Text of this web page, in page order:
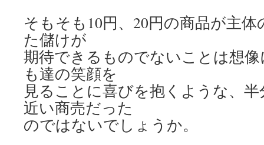
そもそも10円、20円の商品が主
た儲けが
期待できるものでないことは想
も達の笑顔を
見ることに喜びを抱くような、
近い商売だった
のではないでしょうか。